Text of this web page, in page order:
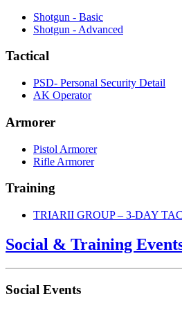
Shotgun - Basic
Shotgun - Advanced
Tactical
PSD- Personal Security Detail
AK Operator
Armorer
Pistol Armorer
Rifle Armorer
Training
TRIARII GROUP – 3-DAY
Social & Training
Social Events